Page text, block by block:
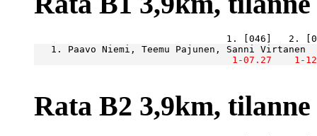
   1. Paavo Niemi, Teemu Pajunen, Sanni Virtanen
    1-07.27
1-
Rata B2 3,9km,